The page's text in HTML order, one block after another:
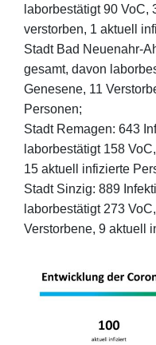
laborbestätigt 90 VoC,
verstorben, 1 aktuell
Stadt Bad Neuenahr-
gesamt, davon
Genesene, 11
Personen;
Stadt Remagen: 643
laborbestätigt 158
15 aktuell infizierte
Stadt Sinzig: 889
laborbestätigt 273
Verstorbene, 9 aktuell